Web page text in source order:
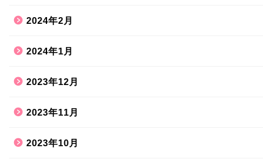
2024年2月
2024年1月
2023年12月
2023年11月
2023年10月